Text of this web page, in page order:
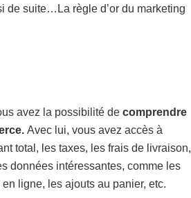
de suite…La règle d’or du marketing
avez la possibilité de comprendre
Avec lui, vous avez accès à
total, les taxes, les frais de livraison,
données intéressantes, comme les
ligne, les ajouts au panier, etc.